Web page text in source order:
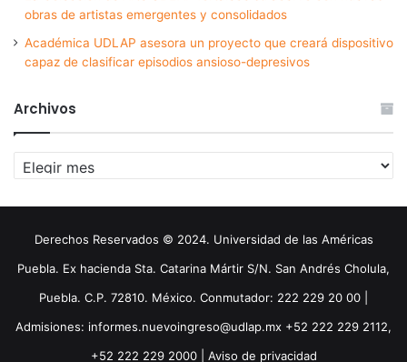
obras de artistas emergentes y consolidados
Académica UDLAP asesora un proyecto que creará dispositivo
capaz de clasificar episodios ansioso-depresivos
Archivos
Archivos
Derechos Reservados © 2024. Universidad de las Américas
Puebla. Ex hacienda Sta. Catarina Mártir S/N. San Andrés Cholula,
Puebla. C.P. 72810. México. Conmutador: 222 229 20 00 |
Admisiones: informes.nuevoingreso@udlap.mx +52 222 229 2112,
+52 222 229 2000 | Aviso de privacidad